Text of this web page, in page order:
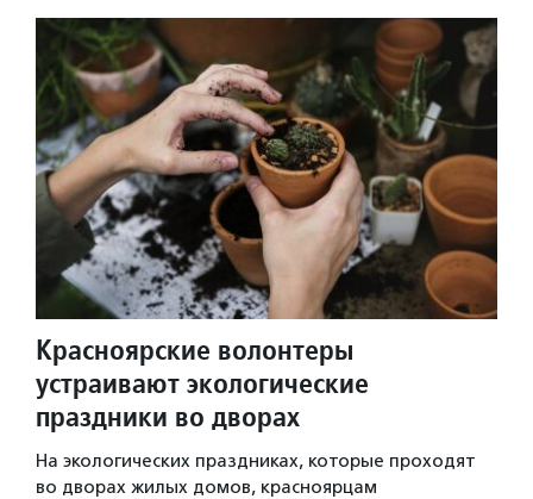
Красноярские волонтеры
устраивают экологические
праздники во дворах
На экологических праздниках, которые проходят
во дворах жилых домов, красноярцам